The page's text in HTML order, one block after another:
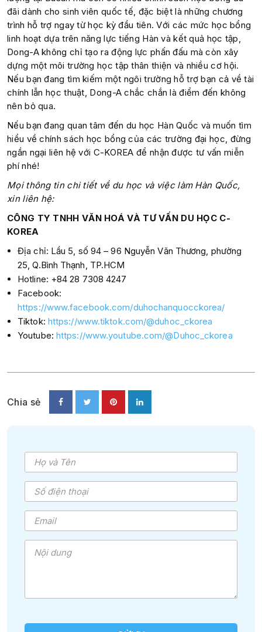
đãi dành cho sinh viên quốc tế, đặc biệt là những chương
trình hỗ trợ ngay từ học kỳ đầu tiên. Với các mức học bổng
linh hoạt dựa trên năng lực tiếng Hàn và kết quả học tập,
Dong-A không chỉ tạo ra động lực phấn đấu mà còn xây
dựng một môi trường học tập thân thiện và nhiều cơ hội.
Nếu bạn đang tìm kiếm một ngôi trường hỗ trợ bạn cả về tài
chính lẫn học thuật, Dong-A chắc chắn là điểm đến không
nên bỏ qua.
Nếu bạn đang quan tâm đến du học Hàn Quốc và muốn tìm
hiểu về chính sách học bổng của các trường đại học, đừng
ngần ngại liên hệ với C-KOREA để nhận được tư vấn miễn
phí nhé!
Mọi thông tin chi tiết về du học và việc làm Hàn Quốc,
xin liên hệ:
CÔNG TY TNHH VĂN HOÁ VÀ TƯ VẤN DU HỌC C-
KOREA
Địa chỉ: Lầu 5, số 94 – 96 Nguyễn Văn Thương, phường
25, Q.Bình Thạnh, TP.HCM
Hotline: +84 28 7308 4247
Facebook:
https://www.facebook.com/duhochanquocckorea/
Tiktok: https://www.tiktok.com/@duhoc_ckorea
Youtube: https://www.youtube.com/@Duhoc_ckorea
Chia sẻ